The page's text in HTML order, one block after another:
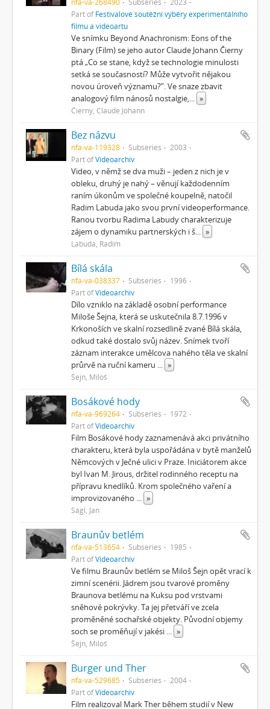
Part ofFestivalové soutěžní výběry experimentálního
filmu a videoartu
Ve snímku Beyond Anachronism: Eons of the
Binary (Film) se jeho autor Claude Johann Čierny
ptá „Co se stane, když se technologie minulosti
setká se současností? Může vytvořit nějakou
novou úroveň významu?”. Ve snaze zbavit
analogový film nánosů nostalgie,... »
Čierny, Claude Johann
Bez názvu
nfa-va-119328 Subseries
2003
Part ofVideoarchiv
Video, v němž se dva muži – jeden z nich je v
obleku, druhý je nahý – věnují každodenním
raním úkonům ve společné koupelně, natočil
Radim Labuda jako svou první videoperformance.
Ranou tvorbu Radima Labudy charakterizuje
zájem o dynamiku partnerských i š... »
Labuda, Radim
Bílá skála
nfa-va-038337 Subseries
1996
Part ofVideoarchiv
Dílo vzniklo na základě osobní performance
Miloše Šejna, která se uskutečnila 8.7.1996 v
Krkonoších ve skalní rozsedlině zvané Bílá skála,
odkud také dostalo svůj název. Snímek tvoří
záznam interakce umělcova nahého těla ve skalní
průrvě na ruční kameru ... »
Šejn, Miloš
Bosákové hody
nfa-va-969264 Subseries
1972
Part ofVideoarchiv
Film Bosákové hody zaznamenává akci privátního
charakteru, která byla uspořádána v bytě manželů
Němcových v Ječné ulici v Praze. Iniciátorem akce
byl Ivan M. Jirous, držitel rodinného receptu na
přípravu knedlíků. Krom společného vaření a
improvizovaného ... »
Ságl, Jan
Braunův betlém
nfa-va-513654 Subseries
1985
Part ofVideoarchiv
Ve filmu Braunův betlém se Miloš Šejn opět vrací k
zimní scenérii. Jádrem jsou tvarové proměny
Braunova betlému na Kuksu pod vrstvami
sněhové pokrývky. Ta jej přetváří ve zcela
proměněné sochařské objekty. Původní objemy
soch se proměňují v jakési ... »
Šejn, Miloš
Burger und Ther
nfa-va-529685 Subseries
2004
Part ofVideoarchiv
Film realizoval Mark Ther během studií v New